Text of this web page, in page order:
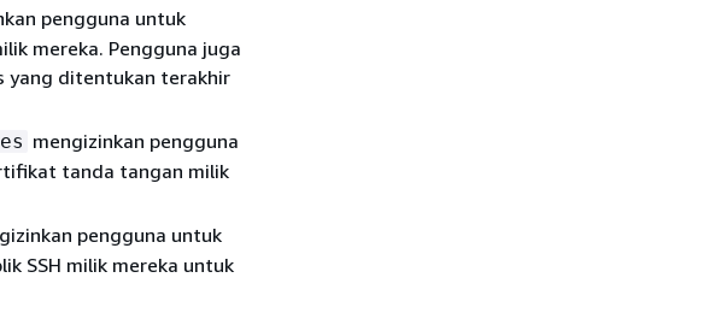
pengguna untuk
mereka. Pengguna juga
yang ditentukan terakhir
mengizinkan pengguna
tanda tangan milik
pengguna untuk
SSH milik mereka untuk